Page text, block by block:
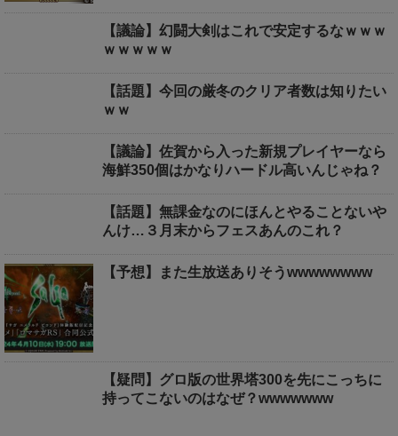
【議論】幻闘大剣はこれで安定するなｗｗｗ
ｗｗｗｗｗ
【話題】今回の厳冬のクリア者数は知りたい
ｗｗ
【議論】佐賀から入った新規プレイヤーなら
海鮮350個はかなりハードル高いんじゃね？
【話題】無課金なのにほんとやることないや
んけ…３月末からフェスあんのこれ？
【予想】また生放送ありそうwwwwwwww
【疑問】グロ版の世界塔300を先にこっちに
持ってこないのはなぜ？wwwwwww